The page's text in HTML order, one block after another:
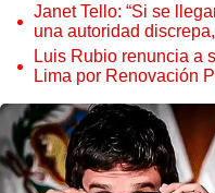
Janet Tello: “Si se
una autoridad
judicial”
Luis Rubio renuncia a
Lima por Renovación